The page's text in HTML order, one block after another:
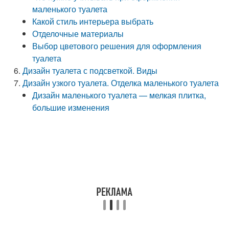
маленького туалета
Какой стиль интерьера выбрать
Отделочные материалы
Выбор цветового решения для оформления
туалета
Дизайн туалета с подсветкой. Виды
Дизайн узкого туалета. Отделка маленького туалета
Дизайн маленького туалета — мелкая плитка,
большие изменения